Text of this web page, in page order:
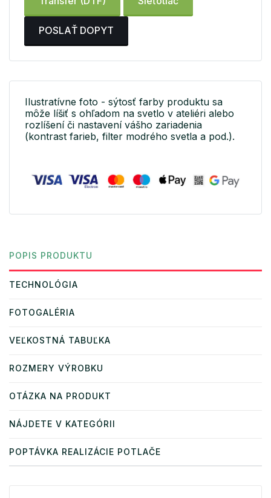
POSLAŤ DOPYT
Ilustratívne foto - sýtosť farby produktu sa
môže líšiť s ohľadom na svetlo v ateliéri alebo
rozlíšení či nastavení vášho zariadenia
(kontrast farieb, filter modrého svetla a pod.).
POPIS PRODUKTU
TECHNOLÓGIA
FOTOGALÉRIA
VEĽKOSTNÁ TABUĽKA
ROZMERY VÝROBKU
OTÁZKA NA PRODUKT
NÁJDETE V KATEGÓRII
POPTÁVKA REALIZÁCIE POTLAČE